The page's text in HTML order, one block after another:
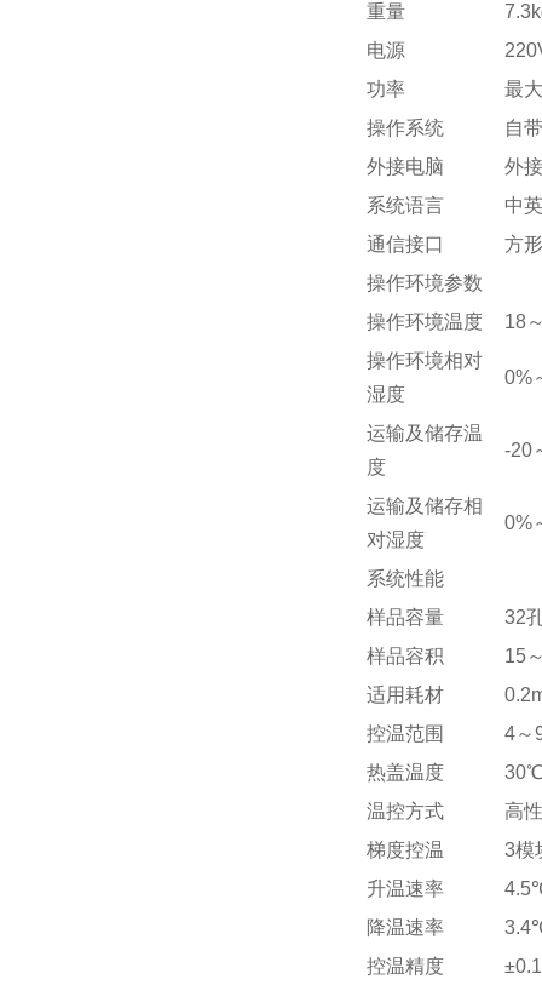
重量
电源
功率
最
操作系统
自
外接电脑
外
系统语言
中
通信接口
方
操作环境参数
操作环境温度
18
操作环境相对
湿度
0%
运输及储存温
度
-20
运输及储存相
对湿度
0%
系统性能
样品容量
32
样品容积
15
适用耗材
控温范围
4
热盖温度
温控方式
高
梯度控温
3模
升温速率
降温速率
控温精度